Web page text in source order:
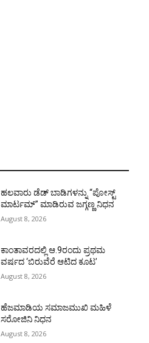
ಹಲವಾರು ಡೆಡ್ ಬಾಡಿಗಳನ್ನು “ಪೋಸ್ಟ್
ಮಾರ್ಟಮ್” ಮಾಡಿರುವ ಜಗ್ಗಣ್ಣ ನಿಧನ
August 8, 2026
ಕಾಂತಾವರದಲ್ಲಿ ಆ.9ರಂದು ಪ್ರಥಮ
ವರ್ಷದ ‘ಬಿರುವೆರೆ ಆಟಿದ ಕೂಟ’
August 8, 2026
ಹೆಜಮಾಡಿಯ ಸಮಾಜಮುಖಿ ಮಹಿಳೆ
ಸರೋಜಿನಿ ನಿಧನ
August 8, 2026